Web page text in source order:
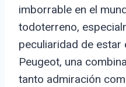
imborrable en el
todoterreno,
peculiaridad de
Peugeot, una
tanto admiración